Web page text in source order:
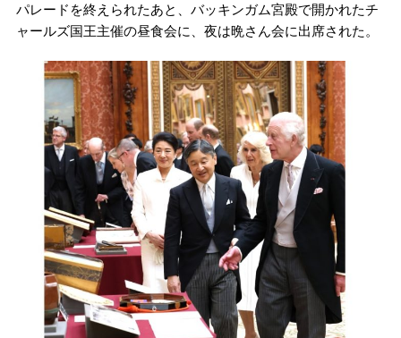
パレードを終えられたあと、バッキンガム宮殿で開かれたチ
ャールズ国王主催の昼食会に、夜は晩さん会に出席された。